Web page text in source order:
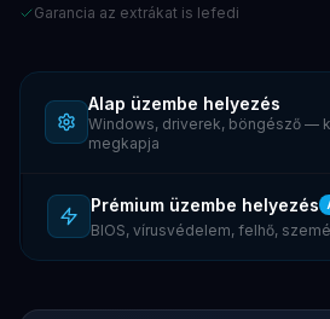
Garancia az extrákat is lefedi
Alap üzembe helyezés
Windows, driverek, böngésző —
megkapja
Prémium üzembe helyezés
BIOS, vírusvédelem, felhő,